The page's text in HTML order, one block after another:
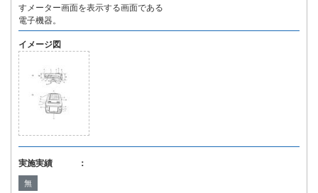
すメーター画面を表示する画面である
電子機器。
イメージ図
実施実績 ：
無